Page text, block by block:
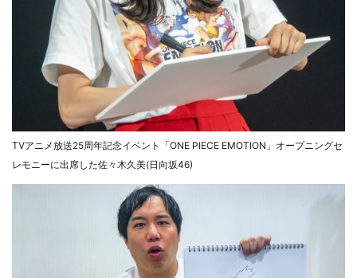
TVアニメ放送25周年記念イベント「ONE PIECE EMOTION」オープニングセ
レモニーに出席した佐々木久美(日向坂46)